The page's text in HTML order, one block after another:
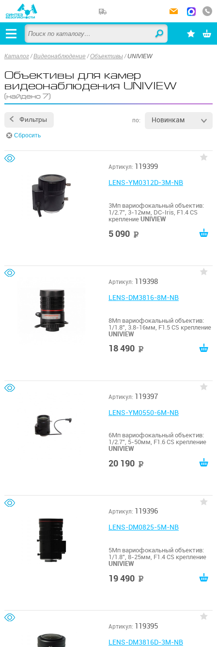
Каталог /Видеонаблюдение /Объективы/ UNIVIEW
Объективы для камер
видеонаблюдения UNIVIEW
(найдено 7)
Фильтры по: Новинкам
Сбросить
Артикул: 119399
LENS-YM0312D-3M-NB
3Мп вариофокальный объектив:
1/2.7", 3-12мм, DC-Iris, F1.4 CS
креплениеUNIVIEW
5 090
Артикул: 119398
LENS-DM3816-8M-NB
8Мп вариофокальный объектив:
1/1.8", 3.8-16мм, F1.5 CS крепление
UNIVIEW
18 490
Артикул: 119397
LENS-YM0550-6M-NB
6Мп вариофокальный объектив:
1/2.7", 5-50мм, F1.6 CS крепление
UNIVIEW
20 190
Артикул: 119396
LENS-DM0825-5M-NB
5Мп вариофокальный объектив:
1/1.8", 8-25мм, F1.4 CS крепление
UNIVIEW
19 490
Артикул: 119395
LENS-DM3816D-3M-NB